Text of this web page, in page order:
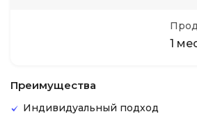
1
Преимущества
Индивидуальный подход